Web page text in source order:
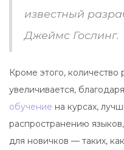
известный
Джеймс Гослинг.
Кроме этого, количество
увеличивается,
обучение на курсах,
распространению
для новичков — таких,